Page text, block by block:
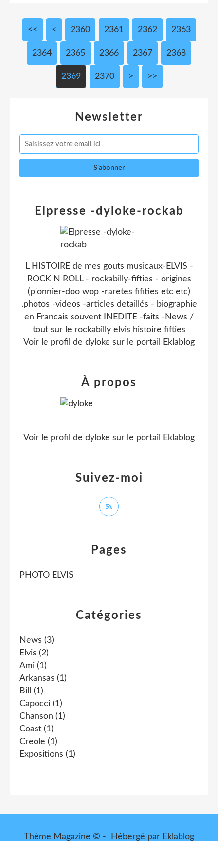
<< < 2300
2310
2320
2330
2340
2350
2360 2361 2362 2363
2364 2365 2366 2367 2368
2369 2370 2380
2390
2400
2500
2600
2700
2800
2900
3000
> >>
Newsletter
Catégories
News (3)
Elvis (2)
Ami (1)
Arkansas (1)
Bill
(1)
Capocci (1)
Chanson (1)
Coast (1)
Creole (1)
Expositions (1)
Pages
PHOTO ELVIS
Elpresse -dyloke-rockab
L HISTOIRE de mes gouts musicaux-ELVIS -
ROCK N ROLL - rockabilly-fifties - origines
(pionnier-doo wop -raretes fifities etc etc)
.photos -videos -articles detaillés - biographie
en Francais souvent INEDITE -faits -News /
tout sur le rockabilly elvis histoire fifties
Voir le profil de dyloke sur le portail Eklablog
Suivez-moi
À propos
Voir le profil de dyloke sur le portail Eklablog
Thème Magazine © - Hébergé par Eklablog